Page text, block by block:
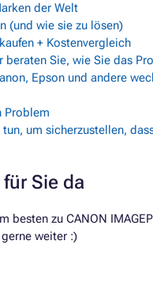
der Welt
(und wie sie zu lösen)
+ Kostenvergleich
Sie, wie Sie das
Epson und andere
Problem
um sicherzustellen,
Sie da
zu CANON
weiter :)